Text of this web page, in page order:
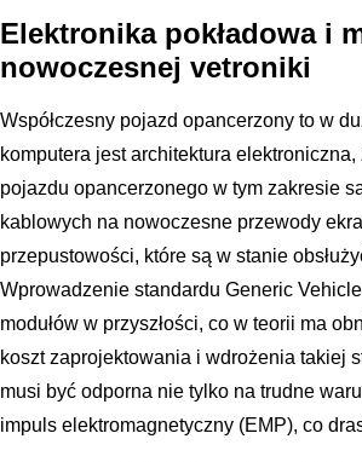
Elektronika pokładowa i
nowoczesnej vetroniki
Współczesny pojazd opancerzony to w
komputera jest architektura
pojazdu opancerzonego w tym zakresie
kablowych na nowoczesne przewody
przepustowości, które są w stanie
Wprowadzenie standardu Generic
modułów w przyszłości, co w teorii ma
koszt zaprojektowania i wdrożenia takiej
musi być odporna nie tylko na trudne
impuls elektromagnetyczny (EMP), co